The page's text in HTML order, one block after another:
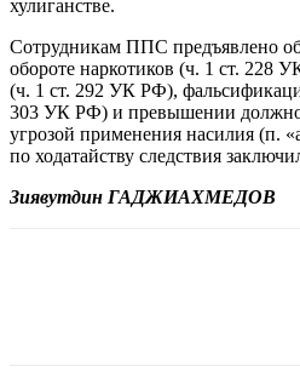
хулиганстве.
Сотрудникам ППС предъявлено
обороте наркотиков (ч. 1 ст. 228
(ч. 1 ст. 292 УК РФ),
303 УК РФ) и превышении
угрозой применения насилия (п.
по ходатайству следствия
Зиявутдин ГАДЖИАХМЕДОВ